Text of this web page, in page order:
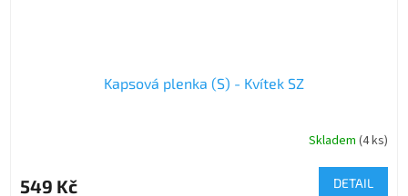
Kapsová plenka (S) - Kvítek SZ
Skladem (4 ks)
549 Kč DETAIL